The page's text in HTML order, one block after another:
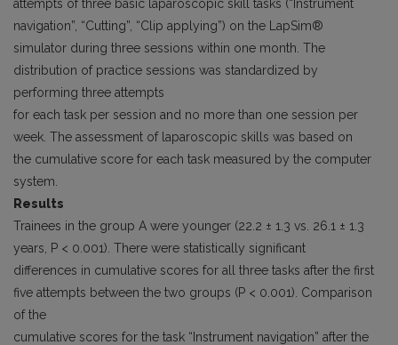
attempts of three basic laparoscopic skill tasks (“Instrument
navigation”, “Cutting”, “Clip applying”) on the LapSim®
simulator during three sessions within one month. The
distribution of practice sessions was standardized by
performing three attempts
for each task per session and no more than one session per
week. The assessment of laparoscopic skills was based on
the cumulative score for each task measured by the computer
system.
Results
Trainees in the group A were younger (22.2 ± 1.3 vs. 26.1 ± 1.3
years, P < 0.001). There were statistically significant
differences in cumulative scores for all three tasks after the first
five attempts between the two groups (P < 0.001). Comparison
of the
cumulative scores for the task “Instrument navigation” after the